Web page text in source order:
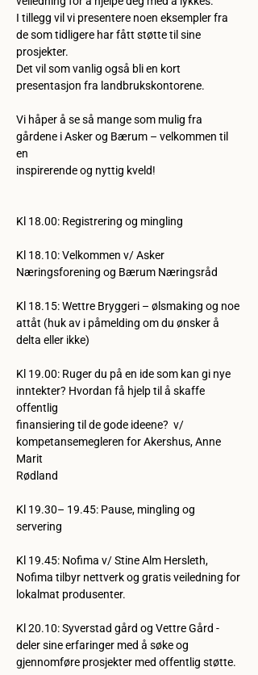
I tillegg vil vi presentere noen eksempler fra
de som tidligere har fått støtte til sine
prosjekter.
Det vil som vanlig også bli en kort
presentasjon fra landbrukskontorene.
Vi håper å se så mange som mulig fra
gårdene i Asker og Bærum – velkommen til
en
inspirerende og nyttig kveld!
Kl 18.00: Registrering og mingling
Kl 18.10: Velkommen v/ Asker
Næringsforening og Bærum Næringsråd
Kl 18.15: Wettre Bryggeri – ølsmaking og noe
attåt (huk av i påmelding om du ønsker å
delta eller ikke)
Kl 19.00: Ruger du på en ide som kan gi nye
inntekter? Hvordan få hjelp til å skaffe
offentlig
finansiering til de gode ideene?  v/
kompetansemegleren for Akershus, Anne
Marit
Rødland
Kl 19.30– 19.45: Pause, mingling og
servering
Kl 19.45: Nofima v/ Stine Alm Hersleth,
Nofima tilbyr nettverk og gratis veiledning for
lokalmat produsenter.
Kl 20.10: Syverstad gård og Vettre Gård -
deler sine erfaringer med å søke og
gjennomføre prosjekter med offentlig støtte.